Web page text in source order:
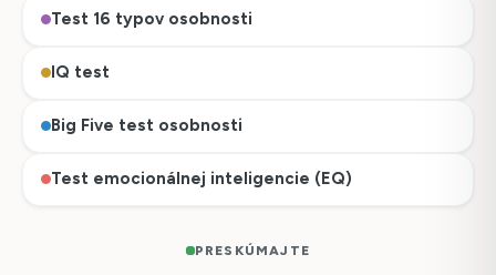
Test 16 typov osobnosti
IQ test
Big Five test osobnosti
Test emocionálnej inteligencie (EQ)
PRESKÚMAJTE